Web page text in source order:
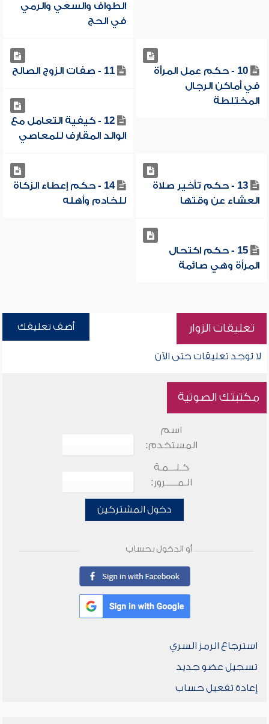
الطواف والسعي والرمي
في الحج
10 - حكم عمل المرأة
في أماكن الرجال
المختلطة
11 - صفات الزوج الصالح
12 - كيفية التعامل مع
الوالد المقارف للمعاصي
13 - حكم تأخير صلاة
العشاء عن وقتها
14 - حكم إعطاء الزكاة
للخادم وأهله
15 - حكم اكتحال
المرأة وهي صائمة
تعليقات الزوار أضف تعليقك
لا توجد تعليقات حتى الآن
مكتبتك الصوتية
اسم
المستخدم:
كـلـــمـة
الـمـــــرور:
دخول المشتركين
أو الدخول بحساب
استرجاع الرمز السري
تسجيل عضو جديد
إعادة تفعيل حساب